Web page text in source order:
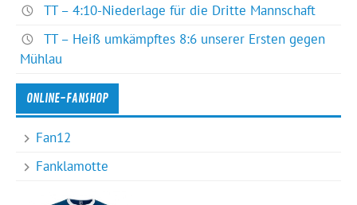
TT – 4:10-Niederlage für die Dritte Mannschaft
TT – Heiß umkämpftes 8:6 unserer Ersten gegen
Mühlau
ONLINE-FANSHOP
Fan12
Fanklamotte